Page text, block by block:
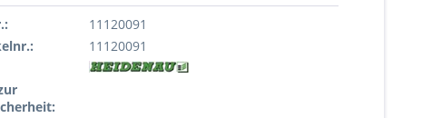
11120091
11120091